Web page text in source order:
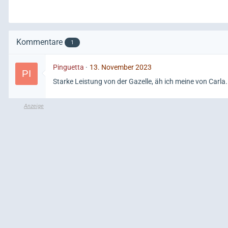
Kommentare 1
Pinguetta
13. November 2023
Starke Leistung von der Gazelle, äh ich meine von